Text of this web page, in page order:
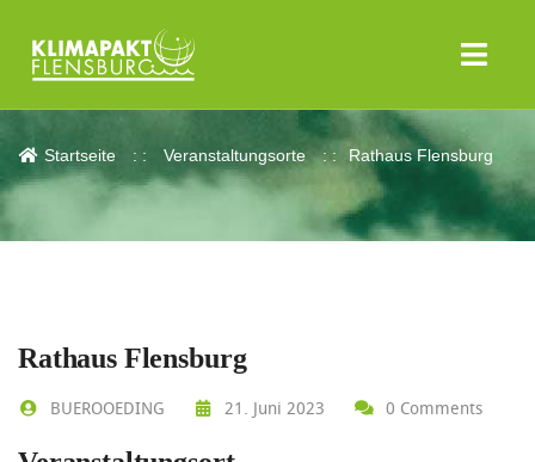
Rathaus Flensburg
Startseite Veranstaltungsorte Rathaus Flensburg
Rathaus Flensburg
BUEROOEDING 21. Juni 2023 0 Comments